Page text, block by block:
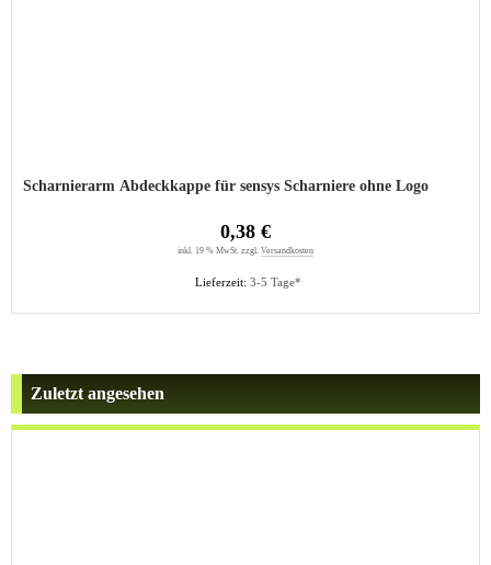
Scharnierarm Abdeckkappe für sensys Scharniere ohne Logo
Lieferzeit: 3-5 Tage*
0,38 €
inkl. 19 % MwSt. zzgl. Versandkosten
Zuletzt angesehen